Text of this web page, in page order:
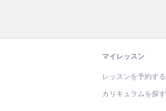
マイレッスン
レッスンを予約する
カリキュラムを探す